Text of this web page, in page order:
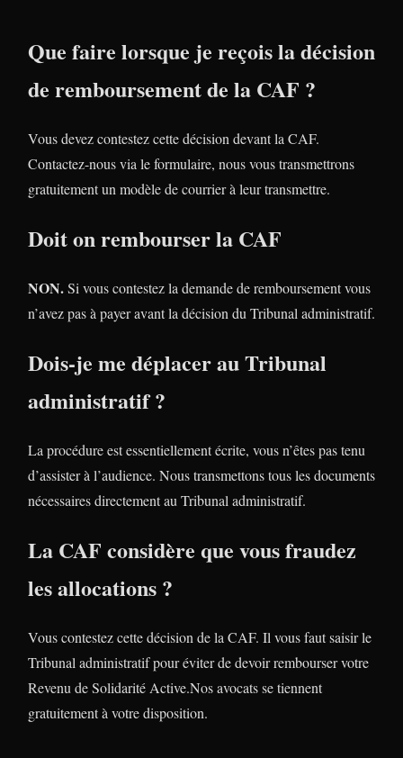
Que faire lorsque je reçois la décision
de remboursement de la CAF ?
Vous devez contestez cette décision devant la CAF.
Contactez-nous via le formulaire, nous vous transmettrons
gratuitement un modèle de courrier à leur transmettre.
Doit on rembourser la CAF
NON.Si vous contestez la demande de remboursement vous
n’avez pas à payer avant la décision du Tribunal administratif.
Dois-je me déplacer au Tribunal
administratif ?
La procédure est essentiellement écrite, vous n’êtes pas tenu
d’assister à l’audience. Nous transmettons tous les documents
nécessaires directement au Tribunal administratif.
La CAF considère que vous fraudez
les allocations ?
Vous contestez cette décision de la CAF. Il vous faut saisir le
Tribunal administratif pour éviter de devoir rembourser votre
Revenu de Solidarité Active.Nos avocats se tiennent
gratuitement à votre disposition.